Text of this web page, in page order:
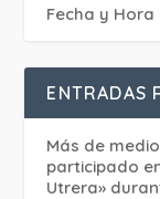
Fecha y Hora
ENTRADAS
Más de
participado
Utrera»